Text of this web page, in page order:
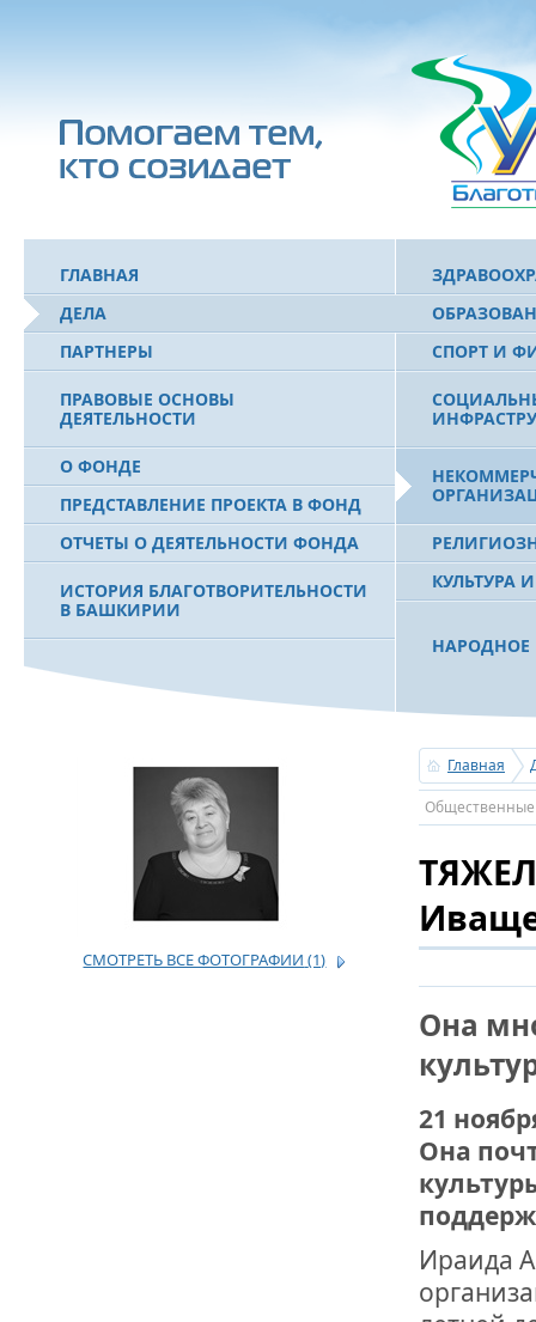
ГЛАВНАЯ
ДЕЛА
ПАРТНЕРЫ
ПРАВОВЫЕ ОСНОВЫ
ДЕЯТЕЛЬНОСТИ
О ФОНДЕ
ПРЕДСТАВЛЕНИЕ ПРОЕКТА В ФОНД
ОТЧЕТЫ О ДЕЯТЕЛЬНОСТИ ФОНДА
ИСТОРИЯ БЛАГОТВОРИТЕЛЬНОСТИ
В БАШКИРИИ
МУРТАЗЕ РАХИМОВЕ
СПОРТ И
КУЛЬТУРА
НАРОДНОЕ
С
СОВЕТА
«УРАЛ»
ОГОНЬ -
ПОЖАРОВ
ДРУЖБА НЕ
ВСТРЕЧА
В ДОМЕ
ВНОВЬ О
СМОТРЕТЬ ВСЕ ФОТОГРАФИИ (1)
Главная
Общественные
Она
21
Она
Ираида